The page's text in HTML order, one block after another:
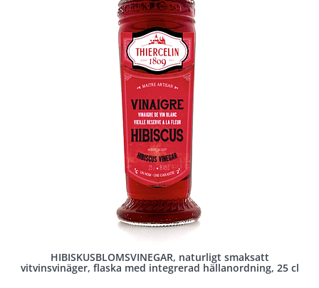
HIBISKUSBLOMSVINEGAR, naturligt smaksatt
vitvinsvinäger, flaska med integrerad hällanordning, 25 cl